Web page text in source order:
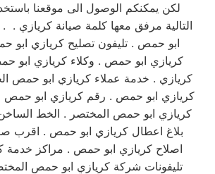
لكن يمكنكم الوصول الى موقعنا
التالية مرفق معها كلمة صيانة كريازي .
ابو حمص . تليفون تصليح كريازي ابو
كريازي ابو حمص . وكلاء كريازي ابو
كريازي . خدمة عملاء كريازي ابو حمص
كريازي ابو حمص . رقم كريازي ابو حمص
كريازي ابو حمص المختصر . الخط
بلاغ اعطال كريازي ابو حمص . اقرب
اصلاح كريازي ابو حمص . مراكز خدمة
تليفونات شركة كريازي ابو حمص